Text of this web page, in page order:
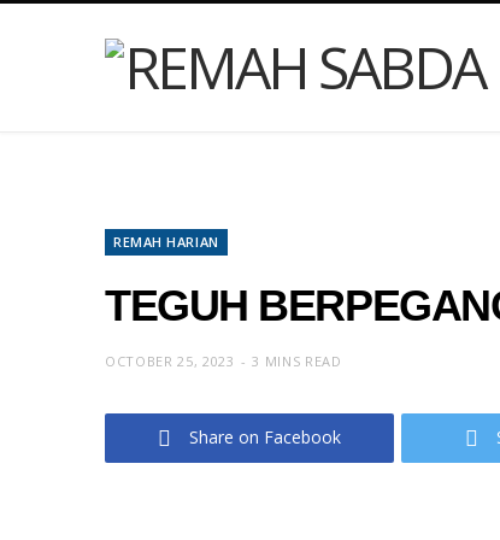
REMAH HARIAN
TEGUH
OCTOBER 25, 2023 3 MINS READ
Share on Facebook